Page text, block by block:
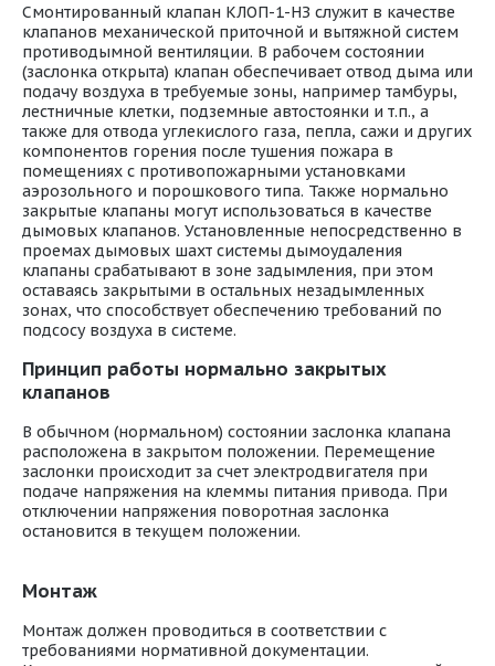
Смонтированный клапан КЛОП-1-НЗ служит в качестве
клапанов механической приточной и вытяжной систем
противодымной вентиляции. В рабочем состоянии
(заслонка открыта) клапан обеспечивает отвод дыма или
подачу воздуха в требуемые зоны, например тамбуры,
лестничные клетки, подземные автостоянки и т.п., а
также для отвода углекислого газа, пепла, сажи и других
компонентов горения после тушения пожара в
помещениях с противопожарными установками
аэрозольного и порошкового типа. Также нормально
закрытые клапаны могут использоваться в качестве
дымовых клапанов. Установленные непосредственно в
проемах дымовых шахт системы дымоудаления
клапаны срабатывают в зоне задымления, при этом
оставаясь закрытыми в остальных незадымленных
зонах, что способствует обеспечению требований по
подсосу воздуха в системе.
Принцип работы нормально закрытых
клапанов
В обычном (нормальном) состоянии заслонка клапана
расположена в закрытом положении. Перемещение
заслонки происходит за счет электродвигателя при
подаче напряжения на клеммы питания привода. При
отключении напряжения поворотная заслонка
остановится в текущем положении.
Монтаж
Монтаж должен проводиться в соответствии с
требованиями нормативной документации.